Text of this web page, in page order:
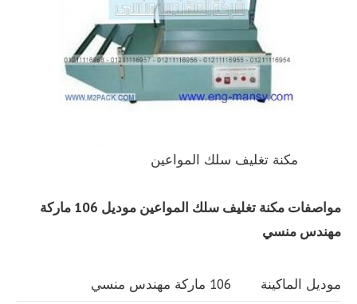
مكنة تغليف سلك المواعين
مواصفات مكنة تغليف سلك المواعين موديل 106 ماركة
مهندس منسي
موديل الماكينة
106 ماركة مهندس منسي